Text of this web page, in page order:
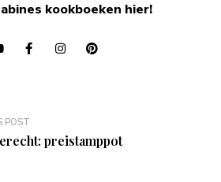
kookboeken hier!
POST
preistamppot